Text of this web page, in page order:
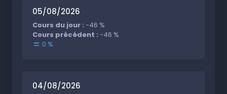
05/08/2026
Cours du jour : -46 %
Cours précédent : -46 %
0 %
04/08/2026